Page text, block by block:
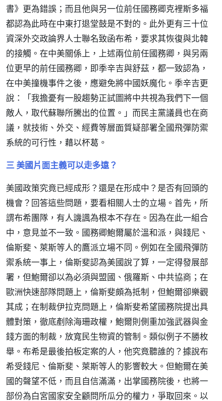
書》更為錯誤；而且他與另一位前任國務卿克裡斯多福
都認為此時在中東打退堂鼓是不對的。此外更有三十位
資深外交政論界人士聯名致函布希，要求其恢復與北韓
的接觸。在中美關係上，上述兩位前任國務卿，與另兩
位更早的前任國務卿，即季辛吉與舒茲，都一致認為，
在中美撞機事件之後，應避免將中國妖魔化。季辛吉更
說：「我擔憂有一股趨勢正試圖將中共視為我們下一個
敵人，取代蘇聯所騰出的位置。」而民主黨議員也在商
議，就技術、外交、經費等層面質疑部署全國飛彈防禦
系統的可行性，藉以杯葛。
三 美國片面主義可以走多遠？
美國政策究竟已經成形？還是在形成中？是否有回頭的
機會？回答這些問題，要看相關人士的立場。首先，所
謂布希團隊，有人譏諷為根本不存在。因為在此一組合
中，意見並不一致。國務卿鮑爾屬於溫和派，與錢尼、
倫斯斐、萊斯等人的鷹派立場不同。例如在全國飛彈防
禦系統一事上，倫斯斐認為美國說了算，一定得發展部
署，但鮑爾卻以為必須與盟國、俄羅斯、中共協商；在
歐洲快速部隊問題上，倫斯斐頗為抵制，但鮑爾卻樂觀
其成；在制裁伊拉克問題上，倫斯斐希望國務院提出具
體對策，徹底剷除海珊政權，鮑爾則側重加強武器與金
錢方面的制裁，放寬民生物資的管制。類似例子不勝枚
舉。布希是最後拍板定案的人，他究竟聽誰的？據說布
希受錢尼、倫斯斐、萊斯等人的影響較大。但鮑爾在美
國的聲望不低，而且自信滿滿，出掌國務院後，也將一
部份為白宮國家安全顧問所瓜分的權力，爭取回來。以